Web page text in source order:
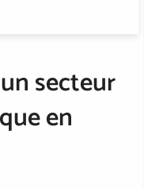
secteur
en